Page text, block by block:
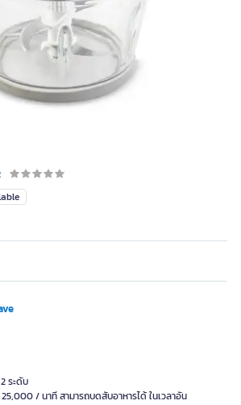
ระดับ
/ นาที สามารถบดสับอาหารได้ ในเวลาอัน